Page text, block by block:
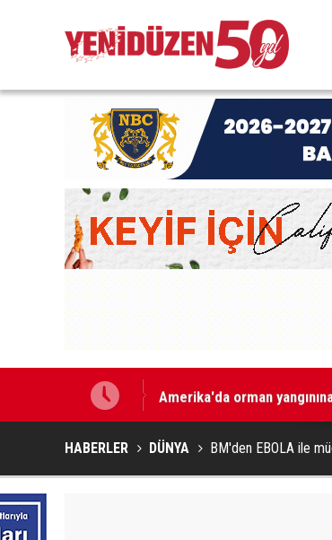
Amerika'da orman
HABERLER DÜNYA BM'den EBOLA ile